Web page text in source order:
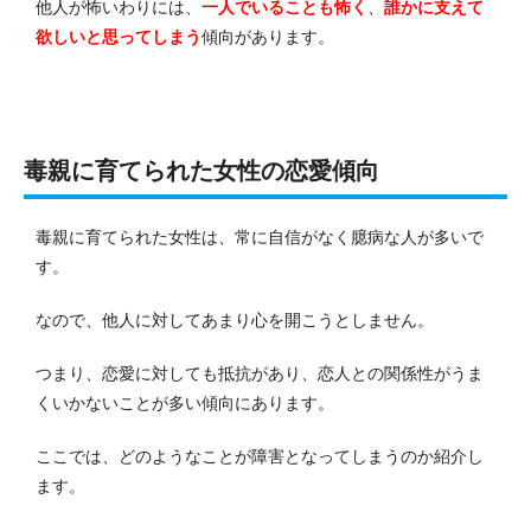
他人が怖いわりには、 一人でいることも怖く 、 誰かに支えて
欲しいと思ってしまう傾向があります。
毒親に育てられた女性の恋愛傾向
毒親に育てられた女性は、常に自信がなく臆病な人が多いで
す。
なので、他人に対してあまり心を開こうとしません。
つまり、恋愛に対しても抵抗があり、恋人との関係性がうま
くいかないことが多い傾向にあります。
ここでは、どのようなことが障害となってしまうのか紹介し
ます。